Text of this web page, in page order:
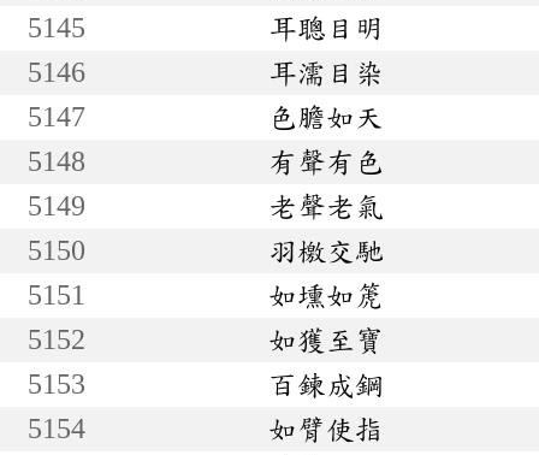
5145
耳聰目明
5146
耳濡目染
5147
色膽如天
5148
有聲有色
5149
老聲老氣
5150
羽檄交馳
5151
如壎如箎
5152
如獲至寶
5153
百鍊成鋼
5154
如臂使指